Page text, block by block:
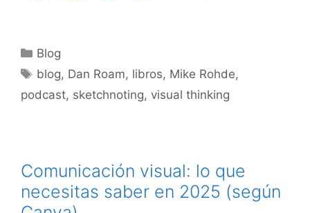
Categorías
Blog
Etiquetas
blog, Dan Roam, libros, Mike Rohde,
podcast, sketchnoting, visual thinking
Comunicación visual: lo que
necesitas saber en 2025 (según